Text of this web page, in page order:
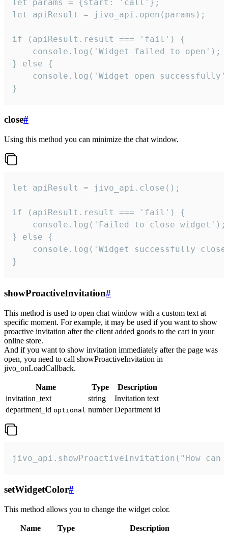
let params = {start: 'call'};
let apiResult = jivo_api.open(params);
if (apiResult.result === 'fail') {
    console.log('Widget failed to open');
} else {
console.log('Widget open
}
close#
Using this method you can minimize the chat window.
let apiResult = jivo_api.close();
if (apiResult.result === 'fail') {
    console.log('Failed to close widget');
} else {
console.log('Widget successfully
}
showProactiveInvitation#
This method is used to open chat window with a custom text at
specific moment. For example, it may be used if you want to show
proactive invitation after the client added goods to the cart in your
online store.
And if you want to show invitation immediately after the page was
open, you need to call showProactiveInvitation in
jivo_onLoadCallback.
Name Type
Description
invitation_text
string
Invitation text
department_id optional number Department id
jivo_api.showProactiveInvitation("How
setWidgetColor#
This method allows you to change the widget color.
Name Type
Description